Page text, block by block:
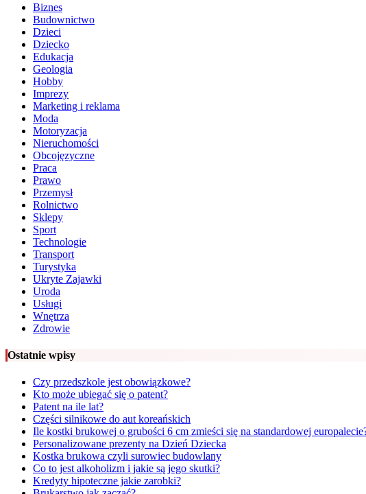
Biznes
Budownictwo
Dzieci
Dziecko
Edukacja
Geologia
Hobby
Imprezy
Marketing i reklama
Moda
Motoryzacja
Nieruchomości
Obcojęzyczne
Praca
Prawo
Przemysł
Rolnictwo
Sklepy
Sport
Technologie
Transport
Turystyka
Ukryte Zajawki
Uroda
Usługi
Wnętrza
Zdrowie
Ostatnie wpisy
Czy przedszkole jest obowiązkowe?
Kto może ubiegać się o patent?
Patent na ile lat?
Części silnikowe do aut koreańskich
Ile kostki brukowej o grubości 6 cm zmieści się na standardowej
Personalizowane prezenty na Dzień Dziecka
Kostka brukowa czyli surowiec budowlany
Co to jest alkoholizm i jakie są jego skutki?
Kredyty hipoteczne jakie zarobki?